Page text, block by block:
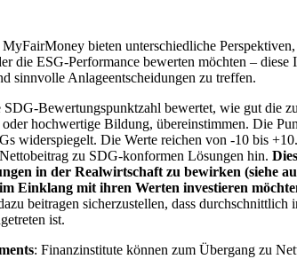
bieten unterschiedliche
die ESG-Performance bewerten möchten –
sinnvolle Anlageentscheidungen zu treffen.
SDG-Bewertungspunktzahl bewertet, wie gut die
hochwertige Bildung, übereinstimmen. Die
widerspiegelt. Die Werte reichen von -10 bis
zu SDG-konformen Lösungen hin.
in der Realwirtschaft zu bewirken (siehe
Einklang mit ihren Werten investieren
beitragen sicherzustellen, dass
ist.
: Finanzinstitute können zum Übergang zu